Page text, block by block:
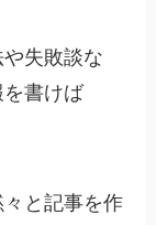
失敗談な
を書けば
と記事を作